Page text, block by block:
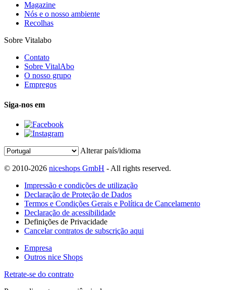
Magazine
Nós e o nosso ambiente
Recolhas
Sobre Vitalabo
Contato
Sobre VitalAbo
O nosso grupo
Empregos
Siga-nos em
Alterar país/idioma
© 2010-2026 niceshops GmbH - All rights reserved.
Impressão e condições de utilização
Declaração de Proteção de Dados
Termos e Condições Gerais e Política de Cancelamento
Declaração de acessibilidade
Definições de Privacidade
Cancelar contratos de subscrição aqui
Empresa
Outros nice Shops
Retrate-se do contrato